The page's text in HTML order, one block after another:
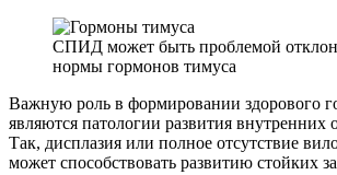
СПИД может быть проблемой
нормы гормонов тимуса
Важную роль в формировании здорового
являются патологии развития внутренних
Так, дисплазия или полное отсутствие
может способствовать развитию стойких